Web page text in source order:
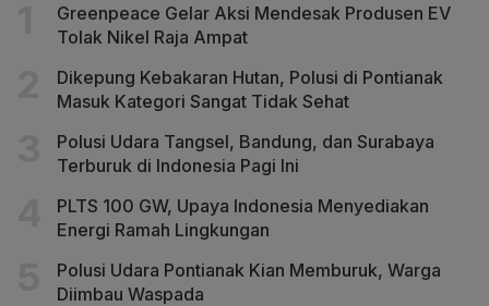
Greenpeace Gelar Aksi Mendesak Produsen EV
Tolak Nikel Raja Ampat
Dikepung Kebakaran Hutan, Polusi di Pontianak
Masuk Kategori Sangat Tidak Sehat
Polusi Udara Tangsel, Bandung, dan Surabaya
Terburuk di Indonesia Pagi Ini
PLTS 100 GW, Upaya Indonesia Menyediakan
Energi Ramah Lingkungan
Polusi Udara Pontianak Kian Memburuk, Warga
Diimbau Waspada